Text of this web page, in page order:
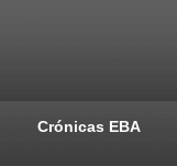
Crónicas EBA